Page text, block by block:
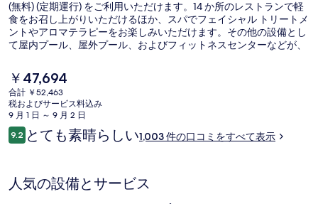
ー
(無料) (定期運行) をご利用いただけます。14 か所のレストランで軽
食をお召し上がりいただけるほか、スパでフェイシャル トリートメ
ントやアロマテラピーをお楽しみいただけます。その他の設備とし
て屋内プール、屋外プール、およびフィットネスセンターなどが、
の広さを高く評価しています。
現
在
の
料
金
は
す
￥47,694
合計 ￥52,463
税およびサービス料込み
9 月 1 日 ～ 9 月 2 日
口
コ
9.210段階中9.2
とても素晴らしい1,003 件の口コミをすべて表示
人気の設備とサービス